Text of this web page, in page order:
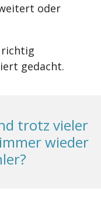
oder
richtig
gedacht.
trotz vieler
wieder